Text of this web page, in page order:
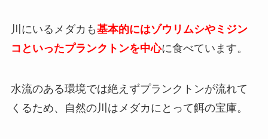
川にいるメダカも基本的にはゾウリムシやミジン
コといったプランクトンを中心に食べています。
水流のある環境では絶えずプランクトンが流れて
くるため、自然の川はメダカにとって餌の宝庫。